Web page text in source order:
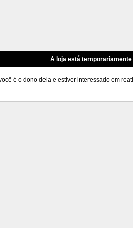
A loja está
é o dono dela e estiver interessado em